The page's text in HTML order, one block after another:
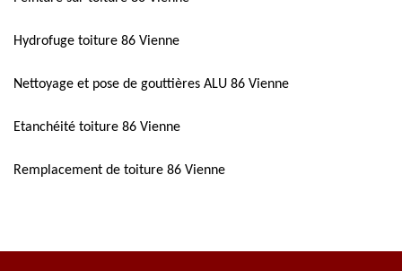
Hydrofuge toiture 86 Vienne
Nettoyage et pose de gouttières ALU 86 Vienne
Etanchéité toiture 86 Vienne
Remplacement de toiture 86 Vienne